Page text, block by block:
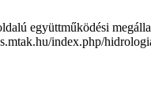
együttműködési
index.php/